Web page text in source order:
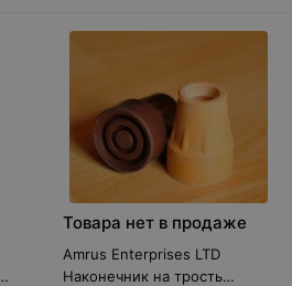
Товара нет в продаже
Amrus Enterprises LTD
Наконечник на трость